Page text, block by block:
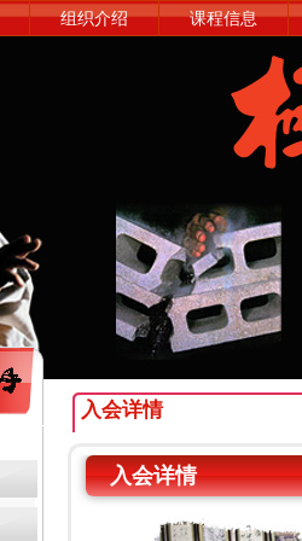
组织介绍 课程信息
入会详情
入会详情